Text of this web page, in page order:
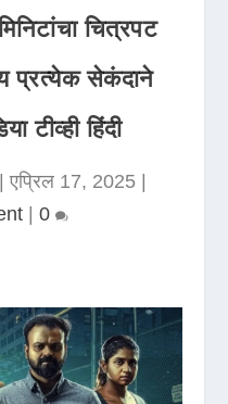
चित्रपट
प्रत्येक सेकंदाने
टीव्ही हिंदी
एप्रिल 17, 2025|
0